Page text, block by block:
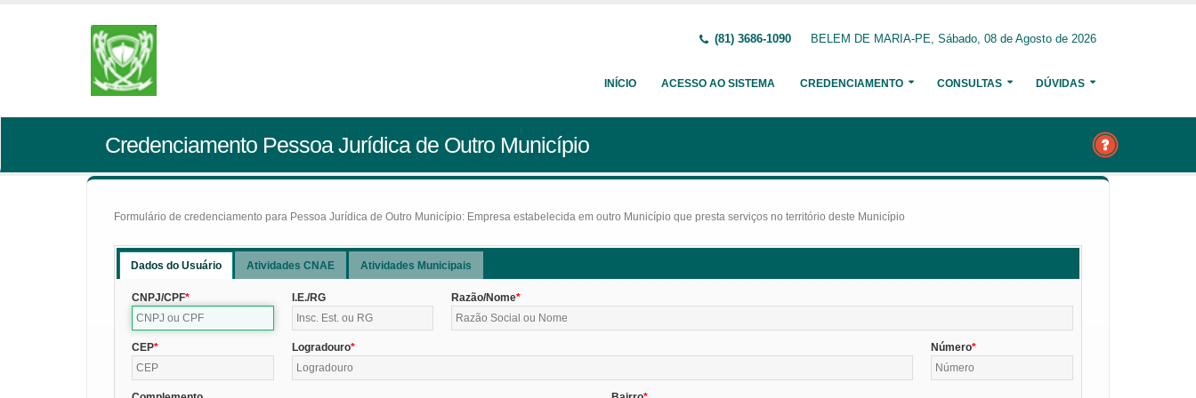
(81) 3686-1090 BELEM DE MARIA-PE, Sábado, 08 de Agosto de 2026
INÍCIO ACESSO AO SISTEMA CREDENCIAMENTO CONSULTAS DÚVIDAS
Credenciamento Pessoa Jurídica de Outro Município
Formulário de credenciamento para Pessoa Jurídica de Outro Município: Empresa estabelecida em outro Município que presta serviços no território deste Município
Dados do Usuário Atividades CNAE Atividades Municipais
CNPJ/CPF I.E./RG Razão/Nome
CEP Logradouro Número